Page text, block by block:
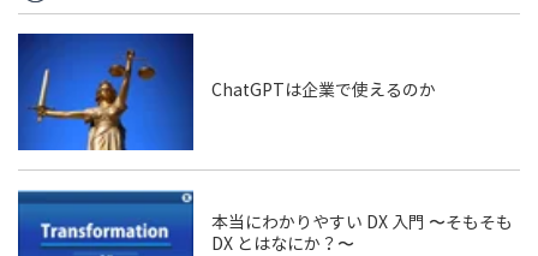
ChatGPTは企業で使えるのか
本当にわかりやすい DX 入門 〜そもそも
DX とはなにか？〜